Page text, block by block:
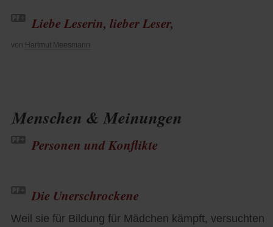
Liebe Leserin, lieber Leser,
von Hartmut Meesmann
Menschen & Meinungen
Personen und Konflikte
Die Unerschrockene
Weil sie für Bildung für Mädchen kämpft, versuchten